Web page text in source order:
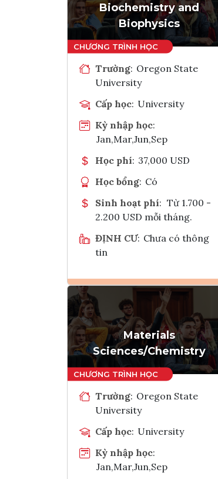
Biochemistry and
Biophysics
Trường: Oregon State
University
Cấp học: University
Kỳ nhập học:
Jan,Mar,Jun,Sep
Học phí: 37,000 USD
Học bổng: Có
Sinh hoạt phí: Từ 1.700 -
2.200 USD mỗi tháng.
ĐỊNH CƯ: Chưa có thông
tin
Ghi danh
Tham vấn Interlink
Materials
Sciences/Chemistry
Trường: Oregon State
University
Cấp học: University
Kỳ nhập học:
Jan,Mar,Jun,Sep